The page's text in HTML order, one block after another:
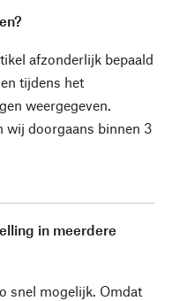
afzonderlijk bepaald
tijdens het
weergegeven.
wij doorgaans binnen 3
in meerdere
snel mogelijk. Omdat